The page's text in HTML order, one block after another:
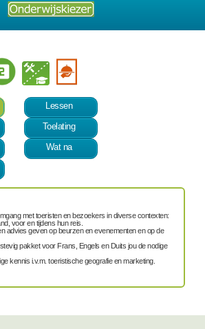
Lessen
Toelating
Wat na
met toeristen en bezoekers in diverse contexten:
voor en tijdens hun reis.
advies geven op beurzen en evenementen en op de
pakket voor Frans, Engels en Duits jou de nodige
kennis i.v.m. toeristische geografie en marketing.